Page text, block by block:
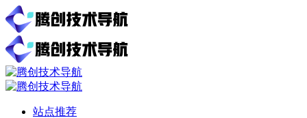
站点推荐